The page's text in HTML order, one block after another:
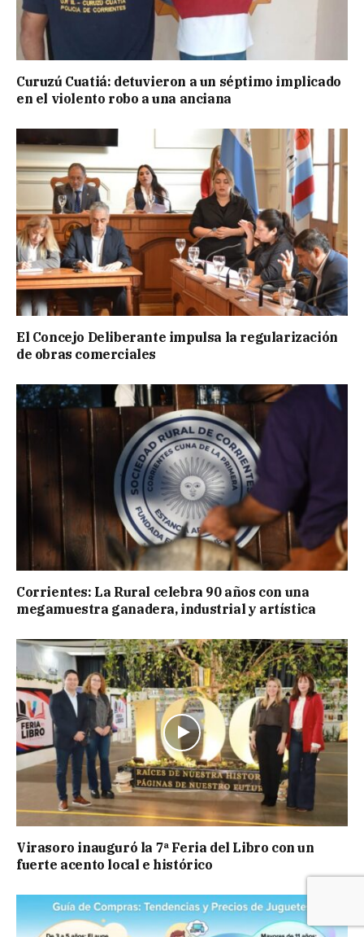
Curuzú Cuatiá: detuvieron a un séptimo implicado
en el violento robo a una anciana
El Concejo Deliberante impulsa la regularización
de obras comerciales
Corrientes: La Rural celebra 90 años con una
megamuestra ganadera, industrial y artística
Virasoro inauguró la 7ª Feria del Libro con un
fuerte acento local e histórico